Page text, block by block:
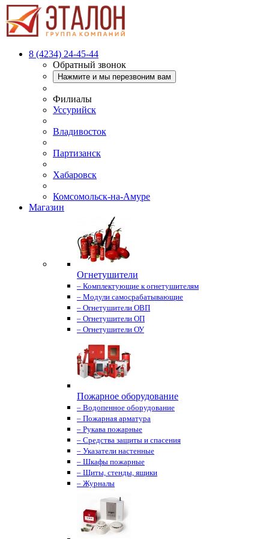
8 (4234) 24-45-44
Обратный звонок
Нажмите и мы перезвоним вам
Филиалы
Уссурийск
Владивосток
Партизанск
Хабаровск
Комсомольск-на-Амуре
Магазин
Огнетушители
– Комплектующие к огнетушителям
– Модули самосрабатывающие
– Огнетушители ОВП
– Огнетушители ОП
– Огнетушители ОУ
Пожарное оборудование
– Водопенное оборудование
– Пожарная арматура
– Рукава пожарные
– Средства защиты и спасения
– Указатели настенные
– Шкафы пожарные
– Щиты, стенды, ящики
– Журналы